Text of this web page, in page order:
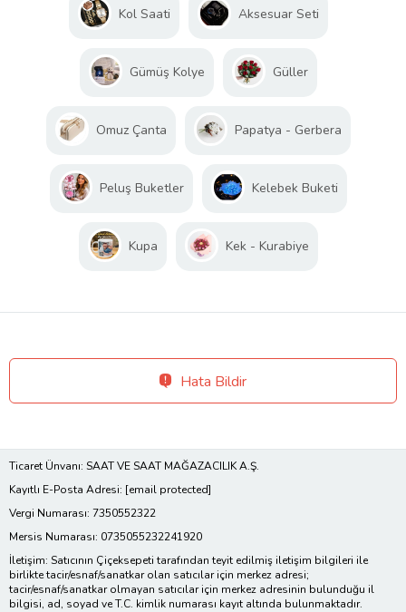
Kol Saati Aksesuar Seti
Gümüş Kolye Güller
Omuz Çanta Papatya - Gerbera
Peluş Buketler Kelebek Buketi
Kupa Kek - Kurabiye
Hata Bildir
Ticaret Ünvanı: SAAT VE SAAT MAĞAZACILIK A.Ş.
Kayıtlı E-Posta Adresi: [email protected]
Vergi Numarası: 7350552322
Mersis Numarası: 0735055232241920
İletişim: Satıcının Çiçeksepeti tarafından teyit edilmiş iletişim bilgileri ile
birlikte tacir/esnaf/sanatkar olan satıcılar için merkez adresi;
tacir/esnaf/sanatkar olmayan satıcılar için merkez adresinin bulunduğu il
bilgisi, ad, soyad ve T.C. kimlik numarası kayıt altında bulunmaktadır.